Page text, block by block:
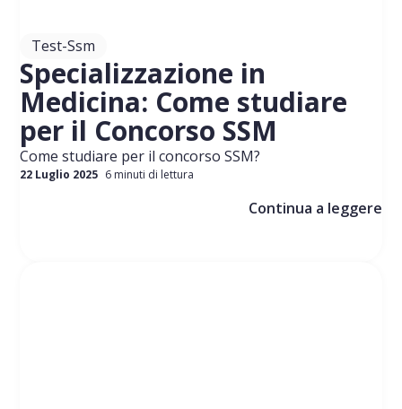
Test-Ssm
Specializzazione in
Medicina: Come studiare
per il Concorso SSM
Come studiare per il concorso SSM?
22 Luglio 2025 6 minuti di lettura
Continua a leggere